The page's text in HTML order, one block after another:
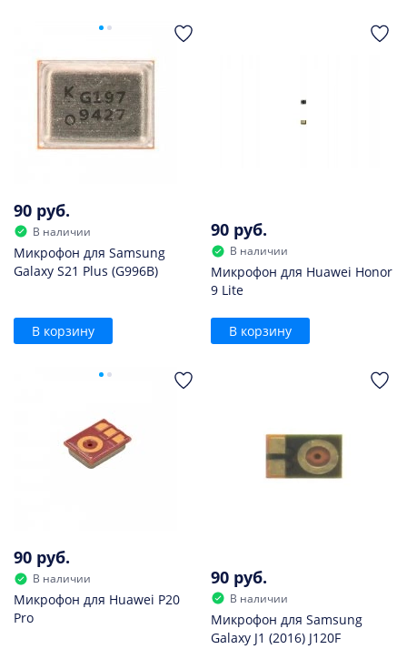
90 руб.
В наличии
Микрофон для Samsung
Galaxy S21 Plus (G996B)
В корзину
90 руб.
В наличии
Микрофон для Huawei Honor
9 Lite
В корзину
90 руб.
В наличии
Микрофон для Huawei P20
Pro
90 руб.
В наличии
Микрофон для Samsung
Galaxy J1 (2016) J120F